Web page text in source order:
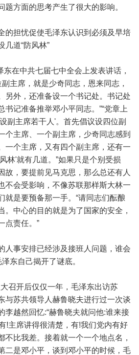
题方面的思考产生了很大的影响。
担忧促使毛泽东认识到必须及早培
几道“防风林”
在中共七届七中全会上发表讲话，
主席，就是少奇同志，恩来同志，
另外，还准备设一个书记处。书记处
书记准备推举邓小平同志。”“党章上
副主席若干人'。首先倡议设四位副
个主席、一个副主席，少奇同志感到
一个主席，又有四个副主席，还有一
林'就有几道。”如果只是个别受损
故，要提前见马克思，那么总还有人
不会受影响，不像苏联那样斯大林一
就是要预备那一手。“请同志们酝酿
。中心的目的就是为了国家的安全，
点责任。”
事安排已经涉及接班人问题，谁会
东自己揭开了谜底。
开后仅仅一年，毛泽东出访苏
与苏共领导人赫鲁晓夫进行过一次谈
李越然回忆:“赫鲁晓夫就问他:谁来接
!主席讲得很清楚，有!我们党内有好
不比我差。接着就一个一个地点名，
二是邓小平，谈到邓小平的时候，毛